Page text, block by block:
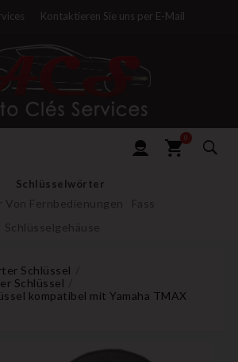
Kontaktieren Sie uns per E-Mail
0
Schlüsselwörter
Von Fernbedienungen
Fass
Schlüsselgehäuse
Schlüssel
Schlüssel
kompatibel mit Yamaha TMAX